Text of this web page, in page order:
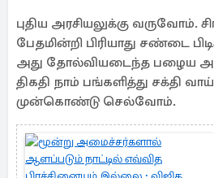
புதிய அரசியலுக்கு வருவோம்.
பேதமின்றி பிரியாது சண்டை
அது தோல்வியடைந்த பழைய
திகதி நாம் பங்களித்து சக்தி
முன்கொண்டு செல்வோம்.